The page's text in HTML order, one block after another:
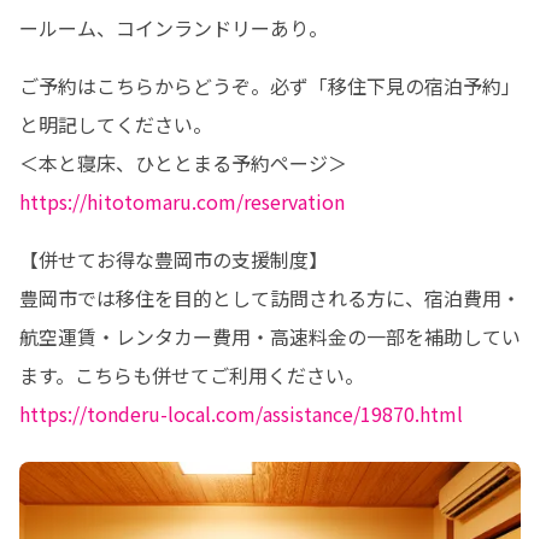
ールーム、コインランドリーあり。
ご予約はこちらからどうぞ。必ず「移住下見の宿泊予約」
と明記してください。
＜本と寝床、ひととまる予約ページ＞
https://hitotomaru.com/reservation
【併せてお得な豊岡市の支援制度】
豊岡市では移住を目的として訪問される方に、宿泊費用・
航空運賃・レンタカー費用・高速料金の一部を補助してい
https://tonderu-local.com/assistance/19870.html